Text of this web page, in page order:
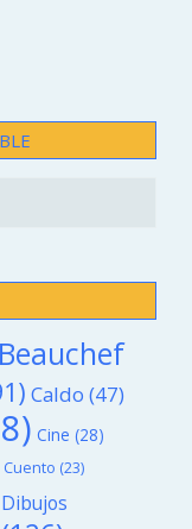
Beauchef
Caldo (47)
Cine (28)
Cuento (23)
Dibujos